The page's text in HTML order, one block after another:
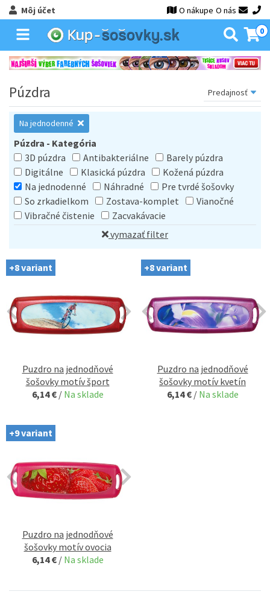
Môj účet O nákupe O nás
0
Púzdra
Na jednodenné
Púzdra - Kategória
3D púzdra
Antibakteriálne
Barely púzdra
Digitálne
Klasická púzdra
Kožená púzdra
Na jednodenné
Náhradné
Pre tvrdé šošovky
So zrkadielkom
Zostava-komplet
Vianočné
Vibračné čistenie
Zacvakávacie
vymazať filter
+8 variant
Puzdro na jednodňové
šošovky motív šport
6,14 € / Na sklade
+8 variant
Puzdro na jednodňové
šošovky motív kvetín
6,14 € / Na sklade
+9 variant
Puzdro na jednodňové
šošovky motív ovocia
6,14 € / Na sklade